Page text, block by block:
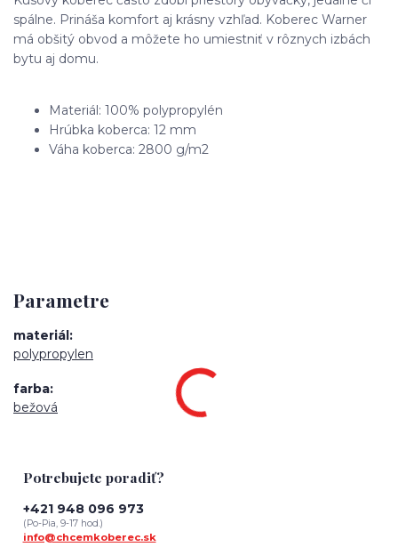
spálne. Prináša komfort aj krásny vzhľad. Koberec Warner
má obšitý obvod a môžete ho umiestniť v rôznych izbách
bytu aj domu.
Materiál: 100% polypropylén
Hrúbka koberca: 12 mm
Váha koberca: 2800 g/m2
Parametre
materiál
polypropylen
farba
bežová
Potrebujete poradiť?
+421 948 096 973
(Po-Pia, 9-17 hod.)
info@chcemkoberec.sk